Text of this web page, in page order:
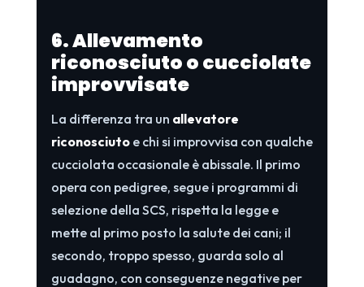
6. Allevamento
riconosciuto o cucciolate
improvvisate
La differenza tra un allevatore
riconosciutoe chi si improvvisa con qualche
cucciolata occasionale è abissale. Il primo
opera con pedigree, segue i programmi di
selezione della SCS, rispetta la legge e
mette al primo posto la salute dei cani; il
secondo, troppo spesso, guarda solo al
guadagno, con conseguenze negative per